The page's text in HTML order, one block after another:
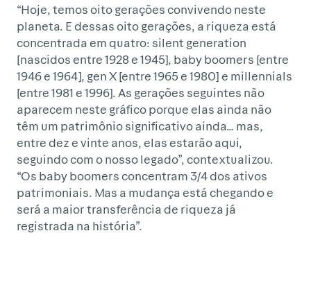
“Hoje, temos oito gerações convivendo neste
planeta. E dessas oito gerações, a riqueza está
concentrada em quatro: silent generation
[nascidos entre 1928 e 1945], baby boomers [entre
1946 e 1964], gen X [entre 1965 e 1980] e millennials
[entre 1981 e 1996]. As gerações seguintes não
aparecem neste gráfico porque elas ainda não
têm um patrimônio significativo ainda… mas,
entre dez e vinte anos, elas estarão aqui,
seguindo com o nosso legado”, contextualizou.
“Os baby boomers concentram 3/4 dos ativos
patrimoniais. Mas a mudança está chegando e
será a maior transferência de riqueza já
registrada na história”.